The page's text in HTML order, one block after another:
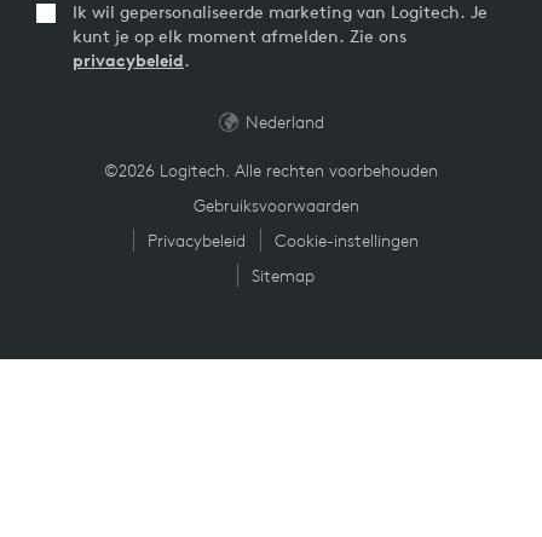
Ik wil gepersonaliseerde marketing van Logitech. Je
kunt je op elk moment afmelden. Zie ons
privacybeleid.
©2026 Logitech. Alle rechten voorbehouden
Gebruiksvoorwaarden
Privacybeleid
Cookie-instellingen
Sitemap
Nederland